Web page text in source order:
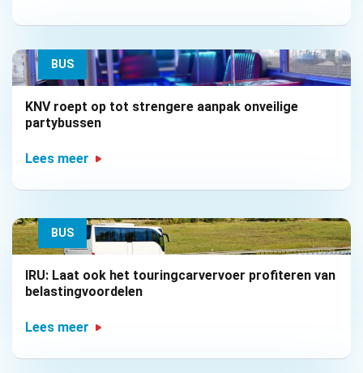
BUS
KNV roept op tot strengere aanpak onveilige
partybussen
Lees meer
BUS
IRU: Laat ook het touringcarvervoer profiteren van
belastingvoordelen
Lees meer